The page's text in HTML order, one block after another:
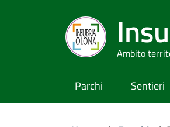
Ambito
Parchi Sentieri